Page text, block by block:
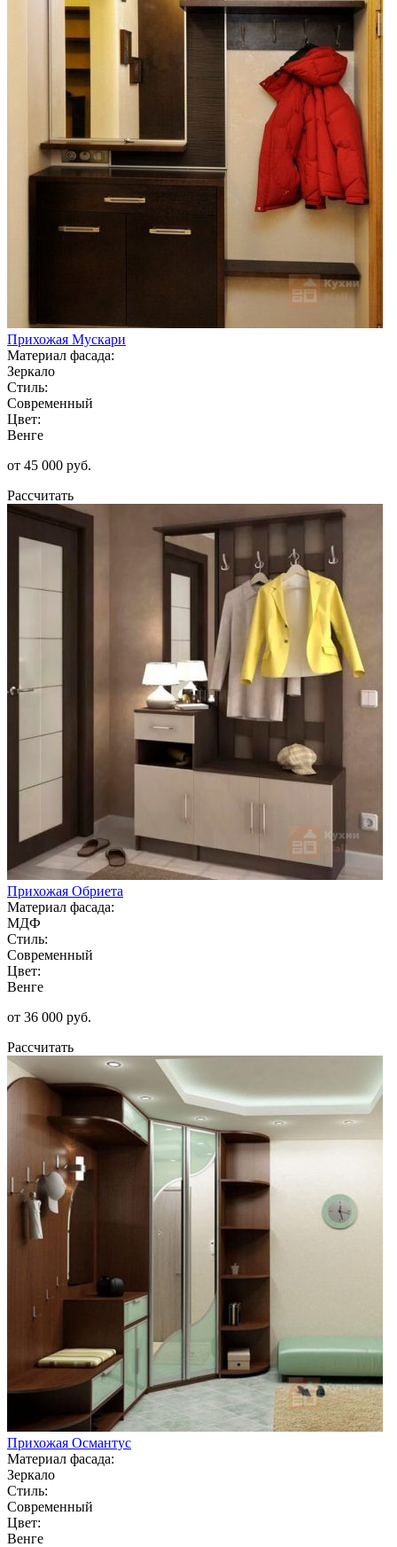
Прихожая Мускари
Материал фасада:
Зеркало
Стиль:
Современный
Цвет:
Венге
от 45 000 руб.
Рассчитать
Прихожая Обриета
Материал фасада:
МДФ
Стиль:
Современный
Цвет:
Венге
от 36 000 руб.
Рассчитать
Прихожая Османтус
Материал фасада:
Зеркало
Стиль:
Современный
Цвет:
Венге